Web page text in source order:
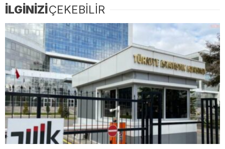
İLGİNİZİÇEKEBİLİR